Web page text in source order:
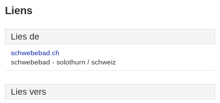
Liens
Lies de
schwebebad.ch
schwebebad - solothurn / schweiz
Lies vers